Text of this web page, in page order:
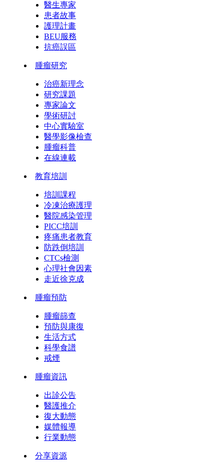
醫生專家
患者故事
護理計畫
BEU服務
抗癌誤區
腫瘤研究
治癌新理念
研究課題
專家論文
學術研討
中心實驗室
醫學影像檢查
腫瘤科普
在線連載
教育培訓
培訓課程
冷凍治療護理
醫院感染管理
PICC培訓
疼痛患者教育
防跌倒培訓
CTCs檢測
心理社會因素
走近徐克成
腫瘤預防
腫瘤篩查
預防與康復
生活方式
科學食譜
戒煙
腫瘤資訊
出診公告
醫護推介
復大動態
媒體報導
行業動態
分享資源